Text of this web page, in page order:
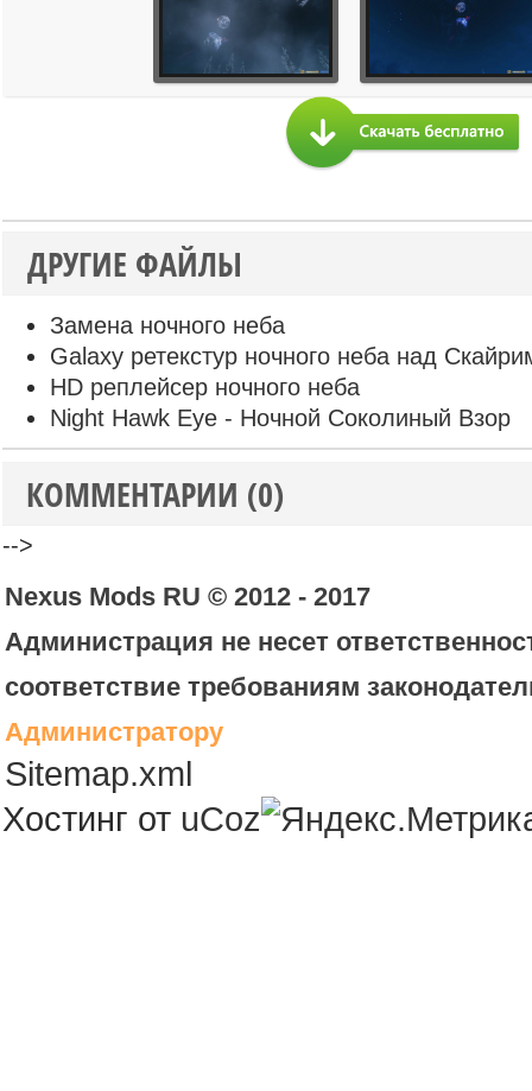
ДРУГИЕ ФАЙЛЫ
Замена ночного неба
Galaxy ретекстур ночного неба над
HD реплейсер ночного неба
Night Hawk Eye - Ночной Соколиный Взор
КОММЕНТАРИИ (0)
-->
Nexus Mods RU © 2012 - 2017
Администрация не несет
соответствие требованиям
Администратору
Sitemap.xml
Хостинг от uCoz